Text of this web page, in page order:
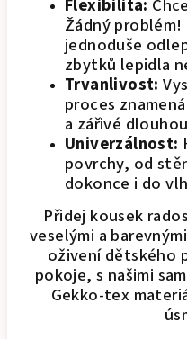
Flexibilita:
Žádný
jednoduše
zbytků lepidla
Trvanlivost:
proces
a zářivé
Univerzálnost:
povrchy, od
dokonce i do
Přidej kousek
veselými a
oživení dětského
pokoje, s našimi
Gekko-tex